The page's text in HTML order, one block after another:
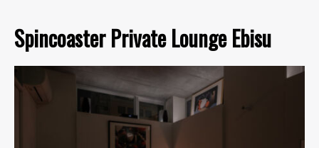
Spincoaster Private Lounge Ebisu